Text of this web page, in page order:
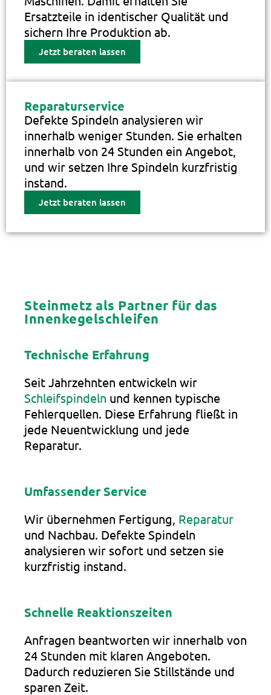
Ersatzteile in identischer Qualität und
sichern Ihre Produktion ab.
Jetzt beraten lassen
Reparaturservice
Defekte Spindeln analysieren wir
innerhalb weniger Stunden. Sie erhalten
innerhalb von 24 Stunden ein Angebot,
und wir setzen Ihre Spindeln kurzfristig
instand.
Jetzt beraten lassen
Steinmetz als Partner für das
Innenkegelschleifen
Technische Erfahrung
Seit Jahrzehnten entwickeln wir
Schleifspindeln und kennen typische
Fehlerquellen. Diese Erfahrung fließt in
jede Neuentwicklung und jede
Reparatur.
Umfassender Service
Wir übernehmen Fertigung, Reparatur
und Nachbau. Defekte Spindeln
analysieren wir sofort und setzen sie
kurzfristig instand.
Schnelle Reaktionszeiten
Anfragen beantworten wir innerhalb von
24 Stunden mit klaren Angeboten.
Dadurch reduzieren Sie Stillstände und
sparen Zeit.